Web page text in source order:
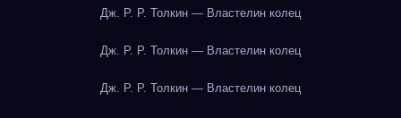
Дж. Р. Р. Толкин — Властелин колец
Дж. Р. Р. Толкин — Властелин колец
Дж. Р. Р. Толкин — Властелин колец